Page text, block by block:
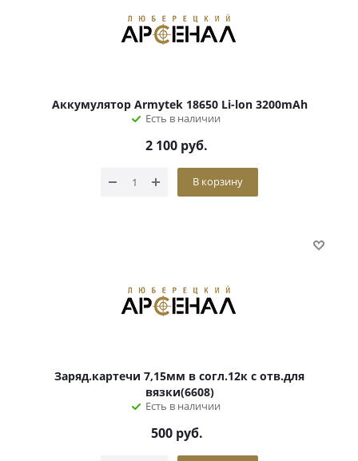
Аккумулятор Armytek 18650 Li-lon 3200mAh
Есть в наличии
2 100 руб.
В корзину
Заряд.картечи 7,15мм в согл.12к с отв.для
вязки(6608)
Есть в наличии
500руб.